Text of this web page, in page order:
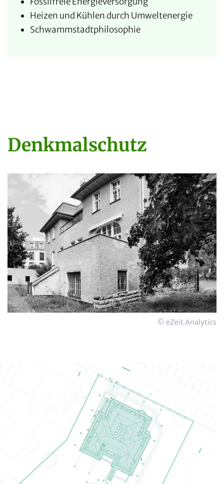
Heizen und Kühlen durch Umweltenergie
Schwammstadtphilosophie
Denkmalschutz
© eZeit Analytics